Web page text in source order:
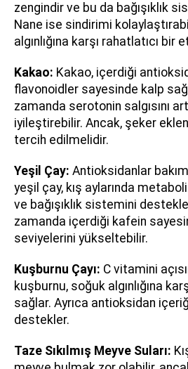
zengindir ve bu da bağışıklık
Nane ise sindirimi
algınlığına karşı rahatlatıcı bir
Kakao: Kakao, içerdiği
flavonoidler sayesinde kalp
zamanda serotonin salgısını
iyileştirebilir. Ancak, şeker
tercih edilmelidir.
Yeşil Çay: Antioksidanlar
yeşil çay, kış aylarında
ve bağışıklık sistemini
zamanda içerdiği kafein
seviyelerini yükseltebilir.
Kuşburnu Çayı: C vitamini
kuşburnu, soğuk algınlığına
sağlar. Ayrıca antioksidan
destekler.
Taze Sıkılmış Meyve Suları: